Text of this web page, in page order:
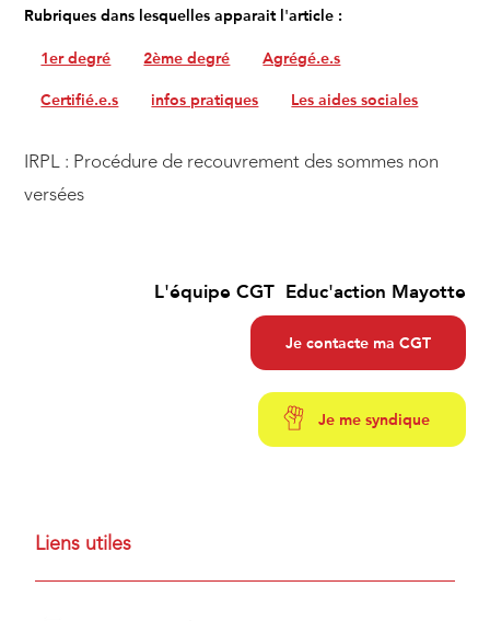
Rubriques dans lesquelles apparait l'article :
1er degré 2ème degré Agrégé.e.s
Certifié.e.s infos pratiques Les aides sociales
IRPL : Procédure de recouvrement des sommes non
versées
L'équipe CGT Educ'action Mayotte
Je contacte ma CGT
Je me syndique
Liens utiles